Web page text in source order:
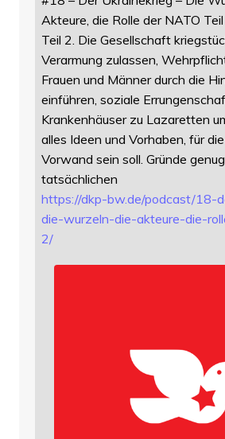
Akteure, die Rolle der NATO
Teil 2. Die Gesellschaft
Verarmung zulassen,
Frauen und Männer durch die
einführen, soziale
Krankenhäuser zu Lazaretten
alles Ideen und Vorhaben, für
Vorwand sein soll. Gründe
tatsächlichen
https://dkp-bw.de/podcast/18-
die-wurzeln-die-akteure-die-
2/